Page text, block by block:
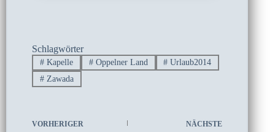
Schlagwörter
#Kapelle #Oppelner Land # Urlaub2014
#Zawada
VORHERIGER NÄCHSTE